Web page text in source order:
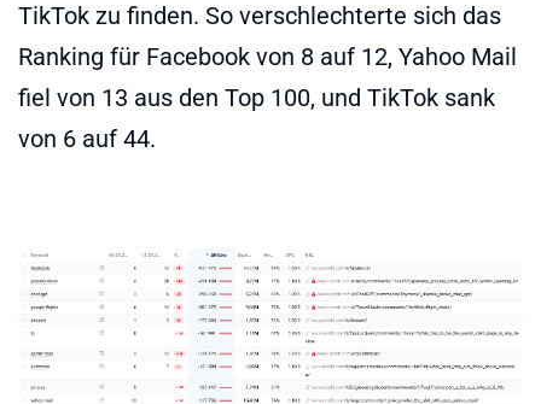
TikTok zu finden. So verschlechterte sich das
Ranking für Facebook von 8 auf 12, Yahoo Mail
fiel von 13 aus den Top 100, und TikTok sank
von 6 auf 44.